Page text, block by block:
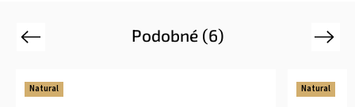
Podobné (6)
Previous
Natural Natural
Next